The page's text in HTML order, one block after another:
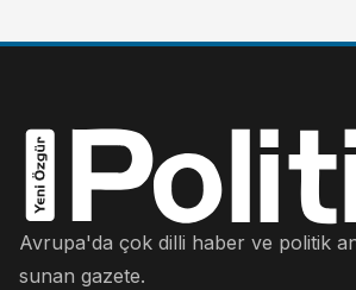
Avrupa'da çok dilli haber ve politik
sunan gazete.